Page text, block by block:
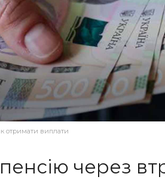
отримати виплати
через